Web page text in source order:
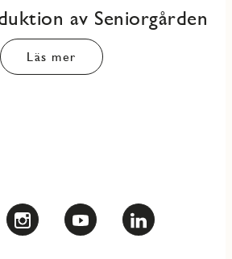
av Seniorgården
Läs mer